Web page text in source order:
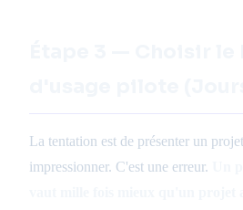
La tentation est de présenter un
impressionner. C'est une erreur.